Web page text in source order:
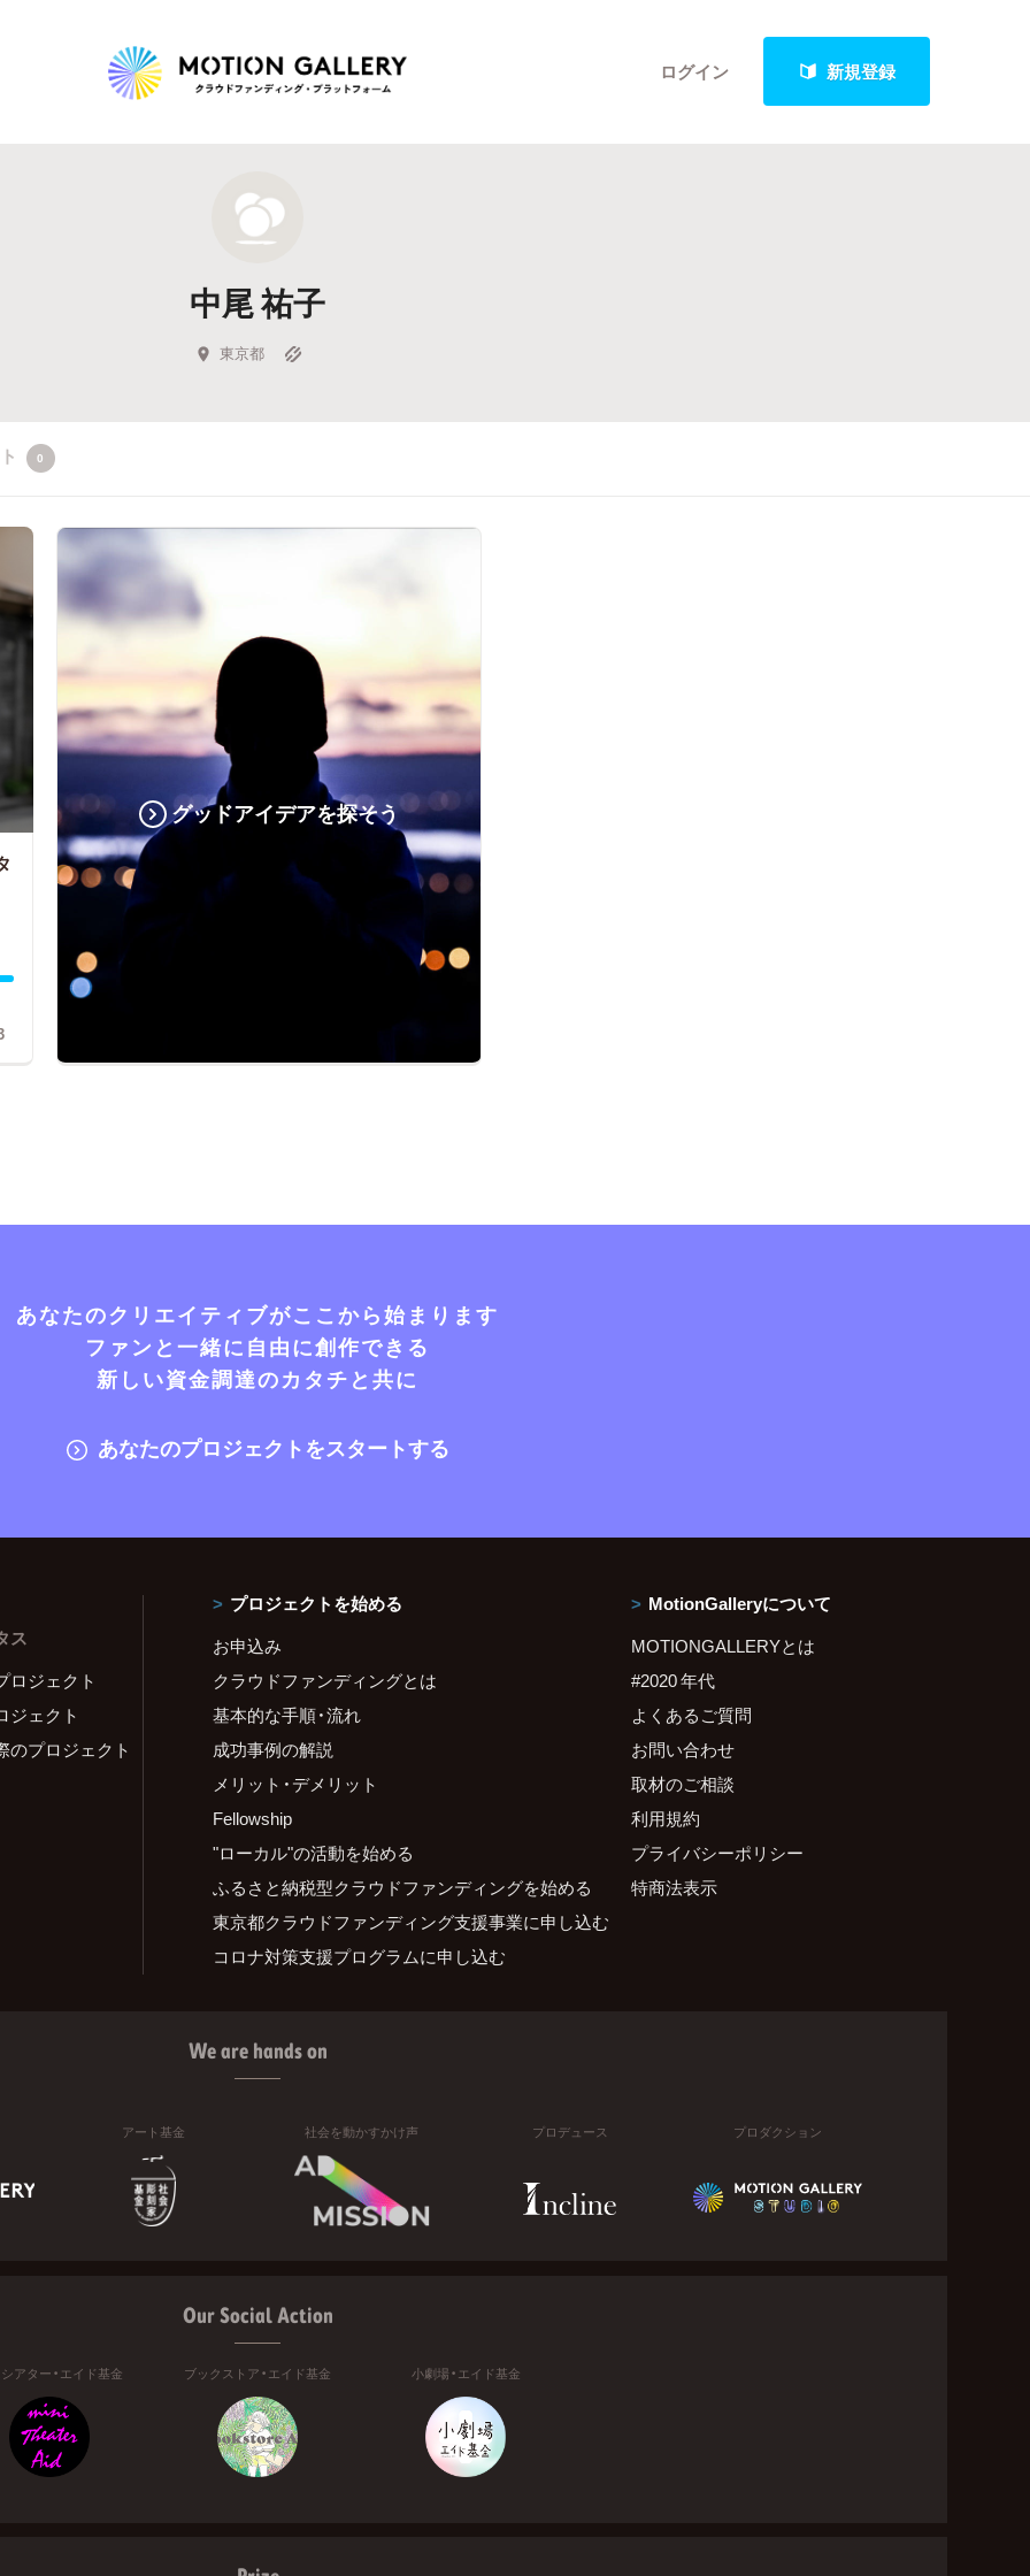
ログイン 新規登録
新着プロジェクト
Feature
キュレーターから探す
中尾 祐子
東京都
0
グッドアイデアを探そう
あなたのクリエイティブがここから始まります
ファンと一緒に自由に創作できる
新しい資金調達のカタチと共に
あなたのプロジェクトをスタートする
ス
ロジェクト
ジェクト
のプロジェクト
プロジェクトを始める
お申込み
クラウドファンディングとは
基本的な手順・流れ
成功事例の解説
メリット・デメリット
Fellowship
"ローカル"の活動を始める
ふるさと納税型クラウドファンディングを始める
東京都クラウドファンディング支援事業に申し込む
コロナ対策支援プログラムに申し込む
MotionGalleryについて
MOTIONGALLERYとは
#2020 年代
よくあるご質問
お問い合わせ
取材のご相談
利用規約
プライバシーポリシー
特商法表示
We are hands on
アート基金 社会を動かすかけ声 プロデュース プロダクション
Our Social Action
アター・エイド基金 ブックストア・エイド基金 小劇場・エイド基金